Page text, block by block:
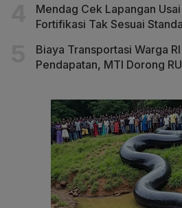
Mendag Cek Lapangan
Fortifikasi Tak Sesuai
Biaya Transportasi Warga
Pendapatan, MTI Dorong